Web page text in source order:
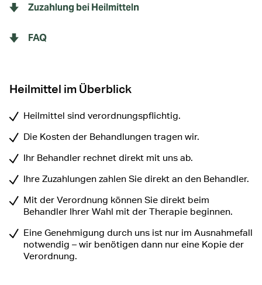
Zuzahlung bei Heilmitteln
FAQ
Heilmittel im Überblick
Heilmittel sind verordnungspflichtig.
Die Kosten der Behandlungen tragen wir.
Ihr Behandler rechnet direkt mit uns ab.
Ihre Zuzahlungen zahlen Sie direkt an den Behandler.
Mit der Verordnung können Sie direkt beim
Behandler Ihrer Wahl mit der Therapie beginnen.
Eine Genehmigung durch uns ist nur im Ausnahmefall
notwendig – wir benötigen dann nur eine Kopie der
Verordnung.